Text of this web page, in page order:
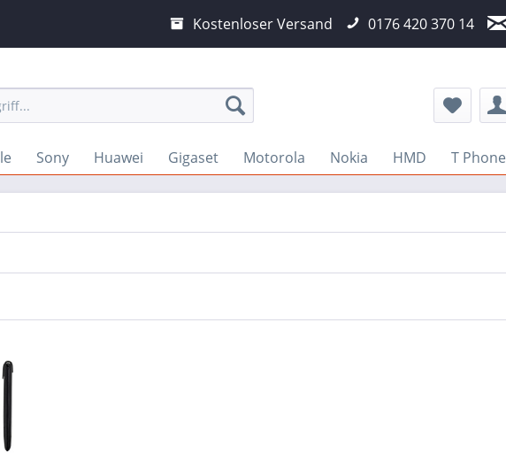
Kostenloser Versand 0176 420 370 14
Sony Huawei Gigaset Motorola Nokia HMD T Phone